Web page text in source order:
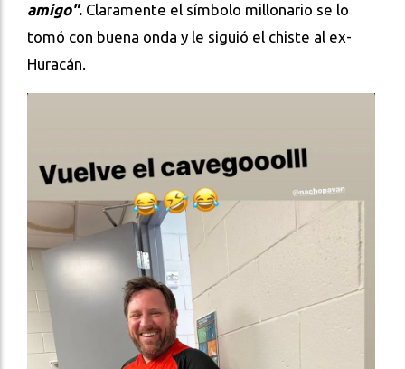
amigo". Claramente el símbolo millonario se lo
tomó con buena onda y le siguió el chiste al ex-
Huracán.